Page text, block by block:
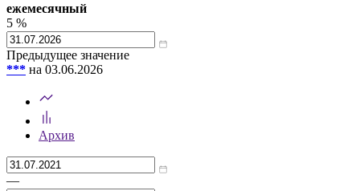
ежемесячный
5 %
Предыдущее значение
*** на 03.06.2026
Архив
—